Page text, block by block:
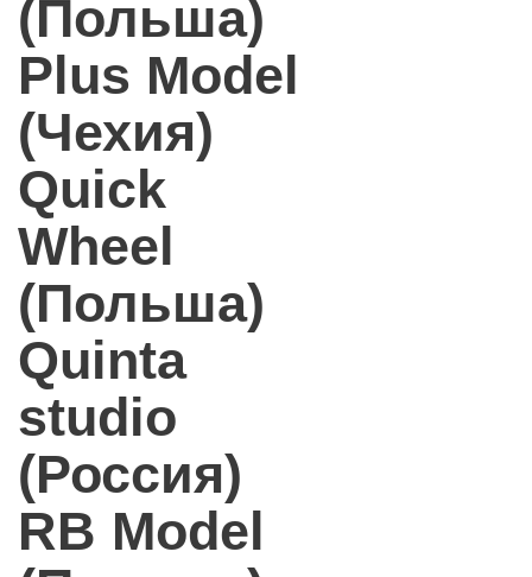
(Польша)
Plus Model
(Чехия)
Quick
Wheel
(Польша)
Quinta
studio
(Россия)
RB Model